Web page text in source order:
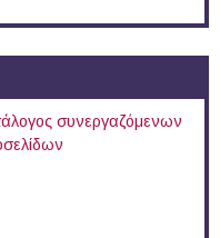
συνεργαζόμενων